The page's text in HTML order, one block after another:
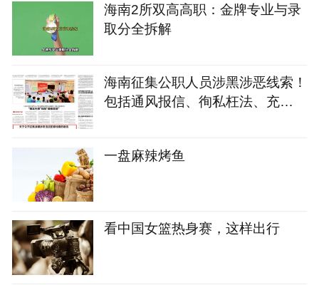
海南2所双高高职：金牌专业与录
取分全拆解
海南征集公职人员涉黑涉恶线索！
包括通风报信、徇私枉法、充
一盘麻辣烤鱼
看中国女篮热身赛，这样出行